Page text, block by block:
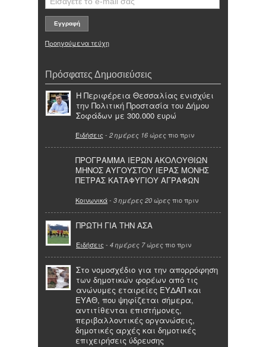
Προηγούμενα τεύχη
Πρόσφατες Δημοσιεύσεις
Η Περιφέρεια Θεσσαλίας ενισχύει
την Πολιτική Προστασία του Δήμου
Σοφάδων με 300.000 ευρώ
Ειδήσεις - 2 ημέρες 16 ώρες πιο πριν
ΠΡΟΓΡΑΜΜΑ ΙΕΡΩΝ ΑΚΟΛΟΥΘΙΩΝ
ΜΗΝΟΣ ΑΥΓΟΥΣΤΟΥ ΙΕΡΑΣ ΜΟΝΗΣ
ΠΕΤΡΑΣ ΚΑΤΑΦΥΓΙΟΥ ΑΓΡΑΦΩΝ
Κοινωνικά- 3 ημέρες 20 ώρες πιο πριν
ΠΡΩΤΗ ΓΙΑ ΤΗΝ ΑΣΑ
Ειδήσεις - 4 ημέρες 7 ώρες πιο πριν
Στο νομοσχέδιο για την απορρόφηση
των δημοτικών φορέων από τις
ανώνυμες εταιρείες ΕΥΔΑΠ και
ΕΥΑΘ, που ψηφίζεται σήμερα,
αντιτίθενται επιστήμονες,
περιβαλλοντικές οργανώσεις,
δημοτικές αρχές και δημοτικές
επιχειρήσεις ύδρευσης